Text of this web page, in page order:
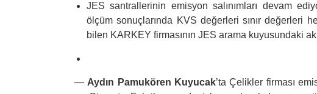
JES santrallerinin emisyon salınımları devam
ölçüm sonuçlarında KVS değerleri sınır değerleri
bilen KARKEY firmasının JES arama kuyusundaki
— Aydın Pamukören Kuyucak’ta Çelikler firması